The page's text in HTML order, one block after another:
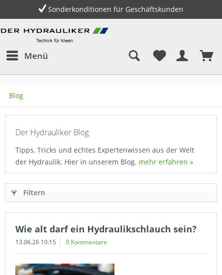
Sonderkonditionen für Geschäftskunden
Menü
Blog
Der Hydrauliker Blog
Tipps, Tricks und echtes Expertenwissen aus der Welt
der Hydraulik. Hier in unserem Blog. mehr erfahren »
Filtern
Wie alt darf ein Hydraulikschlauch sein?
13.06.26 10:15 0 Kommentare